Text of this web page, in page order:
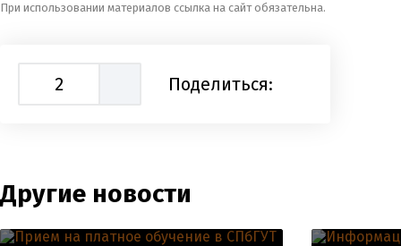
При использовании материалов ссылка на сайт обязательна.
2 Поделиться:
Другие новости